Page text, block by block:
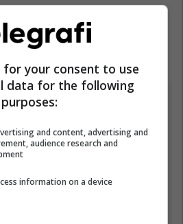
Fjalët e para të Joshuas
pas fitores me nokaut ndaj
26/07/2026
for your consent to use
data for the following
purposes:
and content, advertising and
audience research and
information on a device